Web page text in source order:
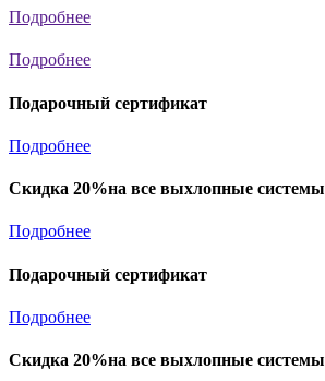
Подробнее
Подробнее
Подарочный сертификат
Подробнее
Скидка 20%на все выхлопные системы
Подробнее
Подарочный сертификат
Подробнее
Скидка 20%на все выхлопные системы